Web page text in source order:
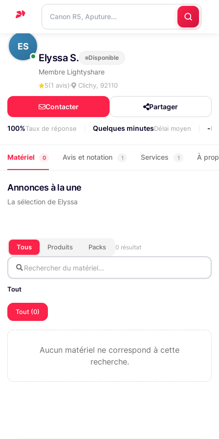
Accueil
Support
Nous
contacter
ES
Elyssa S. Disponible
Membre Lightyshare
5(1 avis) Clichy, 92110
Contacter Partager
100%Taux de réponse Quelques minutesDélai moyen -
Matériel 0 Avis et notation 1 Services 1 À
Annonces à la une
La sélection de Elyssa
Tous Produits Packs 0 résultat
Tout
Tout (0)
Aucun matériel ne correspond à cette
recherche.